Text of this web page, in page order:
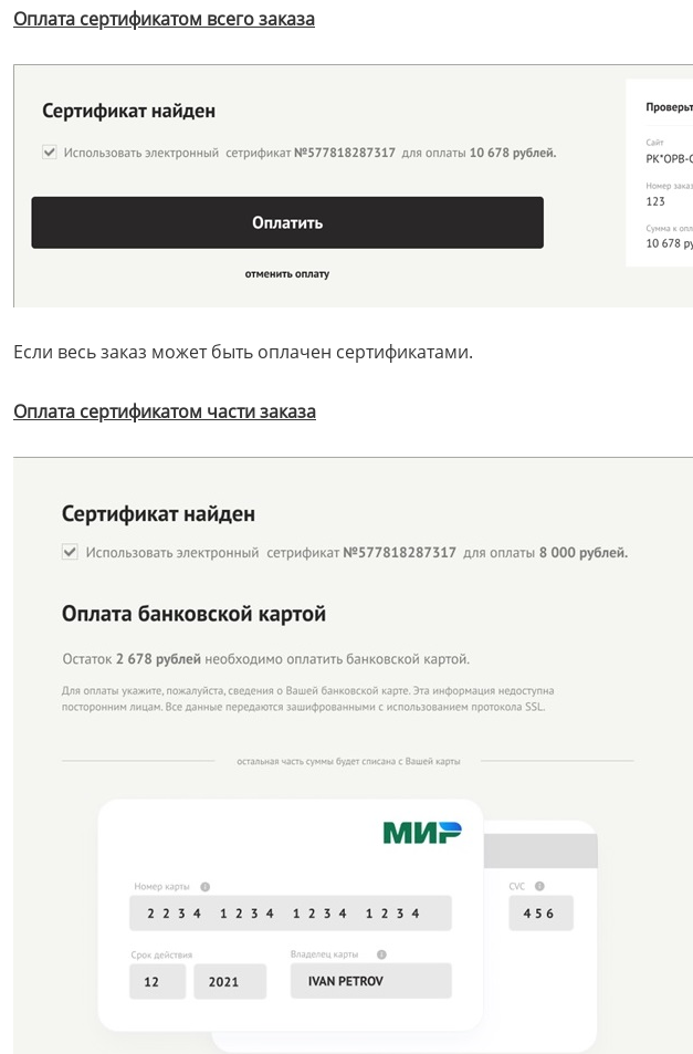
Оплата сертификатом всего заказа
Если весь заказ может быть оплачен сертификатами.
Оплата сертификатом части заказа